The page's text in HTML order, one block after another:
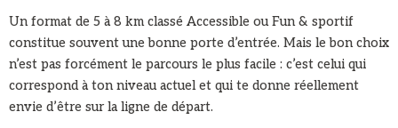
Un format de 5 à 8 km classé Accessible ou Fun & sportif
constitue souvent une bonne porte d’entrée. Mais le bon choix
n’est pas forcément le parcours le plus facile : c’est celui qui
correspond à ton niveau actuel et qui te donne réellement
envie d’être sur la ligne de départ.